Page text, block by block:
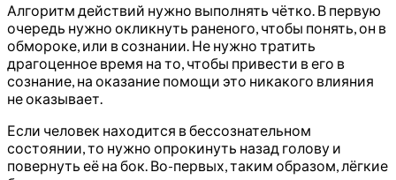
Алгоритм действий нужно выполнять чётко. В первую
очередь нужно окликнуть раненого, чтобы понять, он в
обмороке, или в сознании. Не нужно тратить
драгоценное время на то, чтобы привести в его в
сознание, на оказание помощи это никакого влияния
не оказывает.
Если человек находится в бессознательном
состоянии, то нужно опрокинуть назад голову и
повернуть её на бок. Во-первых, таким образом, лёгкие